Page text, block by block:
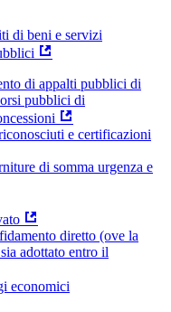
di beni e servizi
di appalti pubblici di
pubblici di
e certificazioni
di somma urgenza e
diretto (ove la
adottato entro il
economici